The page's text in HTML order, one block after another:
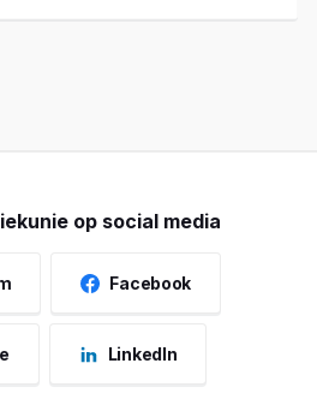
op social media
Facebook
LinkedIn